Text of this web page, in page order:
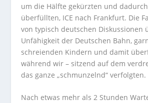
um die Hälfte gekürzten und
überfüllten, ICE nach Frankfurt. Die
von typisch deutschen Diskussionen
Unfähigkeit der Deutschen Bahn,
schreienden Kindern und damit
während wir – sitzend auf dem
das ganze „schmunzelnd“ verfolgten.
Nach etwas mehr als 2 Stunden